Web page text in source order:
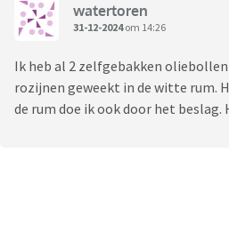
watertoren
31-12-2024om 14:26
Ik heb al 2 zelfgebakken
rozijnen geweekt in de witte rum.
de rum doe ik ook door het beslag.